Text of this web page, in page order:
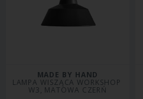
MADE BY HAND
LAMPA WISZĄCA WORKSHOP
W3, MATOWA CZERŃ